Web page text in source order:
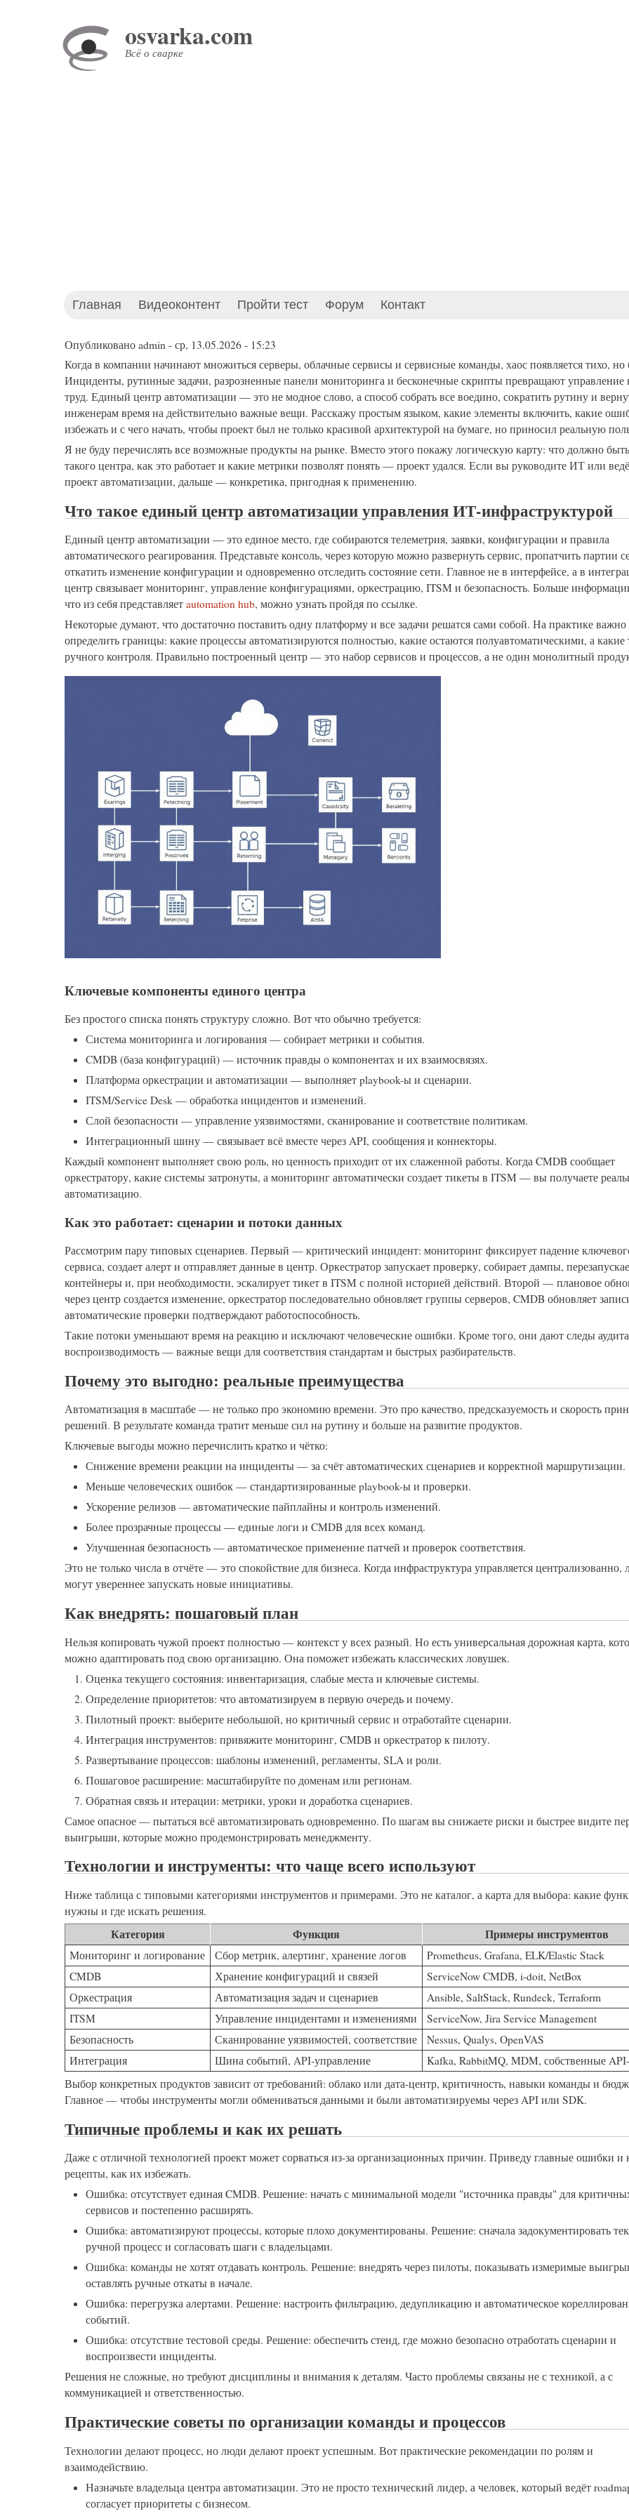
osvarka.com
Всё о сварке
Основное
Главная Видеоконтент Пройти тест Форум Контакт
Опубликованоadmin -ср, 13.05.2026 - 15:23
Когда в компании начинают множиться серверы, облачные сервисы и сервисные команды, хаос появляется тихо, но
Инциденты, рутинные задачи, разрозненные панели мониторинга и бесконечные скрипты превращают управление
труд. Единый центр автоматизации — это не модное слово, а способ собрать все воедино, сократить рутину и
инженерам время на действительно важные вещи. Расскажу простым языком, какие элементы включить, какие
избежать и с чего начать, чтобы проект был не только красивой архитектурой на бумаге, но приносил реальную
Я не буду перечислять все возможные продукты на рынке. Вместо этого покажу логическую карту: что должно
такого центра, как это работает и какие метрики позволят понять — проект удался. Если вы руководите ИТ или
проект автоматизации, дальше — конкретика, пригодная к применению.
Что такое единый центр автоматизации управления ИТ‑инфраструктурой
Единый центр автоматизации — это единое место, где собираются телеметрия, заявки, конфигурации и правила
автоматического реагирования. Представьте консоль, через которую можно развернуть сервис, пропатчить партии
откатить изменение конфигурации и одновременно отследить состояние сети. Главное не в интерфейсе, а в
центр связывает мониторинг, управление конфигурациями, оркестрацию, ITSM и безопасность. Больше
что из себя представляетautomation hub, можно узнать пройдя по ссылке.
Некоторые думают, что достаточно поставить одну платформу и все задачи решатся сами собой. На практике важно
определить границы: какие процессы автоматизируются полностью, какие остаются полуавтоматическими, а какие
ручного контроля. Правильно построенный центр — это набор сервисов и процессов, а не один монолитный
Ключевые компоненты единого центра
Без простого списка понять структуру сложно. Вот что обычно требуется:
Система мониторинга и логирования — собирает метрики и события.
CMDB (база конфигураций) — источник правды о компонентах и их взаимосвязях.
Платформа оркестрации и автоматизации — выполняет playbook-ы и сценарии.
ITSM/Service Desk — обработка инцидентов и изменений.
Слой безопасности — управление уязвимостями, сканирование и соответствие политикам.
Интеграционный шину — связывает всё вместе через API, сообщения и коннекторы.
Каждый компонент выполняет свою роль, но ценность приходит от их слаженной работы. Когда CMDB сообщает
оркестратору, какие системы затронуты, а мониторинг автоматически создает тикеты в ITSM — вы получаете
автоматизацию.
Как это работает: сценарии и потоки данных
Рассмотрим пару типовых сценариев. Первый — критический инцидент: мониторинг фиксирует падение
сервиса, создает алерт и отправляет данные в центр. Оркестратор запускает проверку, собирает дампы,
контейнеры и, при необходимости, эскалирует тикет в ITSM с полной историей действий. Второй — плановое
через центр создается изменение, оркестратор последовательно обновляет группы серверов, CMDB обновляет
автоматические проверки подтверждают работоспособность.
Такие потоки уменьшают время на реакцию и исключают человеческие ошибки. Кроме того, они дают следы
воспроизводимость — важные вещи для соответствия стандартам и быстрых разбирательств.
Почему это выгодно: реальные преимущества
Автоматизация в масштабе — не только про экономию времени. Это про качество, предсказуемость и скорость
решений. В результате команда тратит меньше сил на рутину и больше на развитие продуктов.
Ключевые выгоды можно перечислить кратко и чётко:
Снижение времени реакции на инциденты — за счёт автоматических сценариев и корректной маршрутизации.
Меньше человеческих ошибок — стандартизированные playbook-ы и проверки.
Ускорение релизов — автоматические пайплайны и контроль изменений.
Более прозрачные процессы — единые логи и CMDB для всех команд.
Улучшенная безопасность — автоматическое применение патчей и проверок соответствия.
Это не только числа в отчёте — это спокойствие для бизнеса. Когда инфраструктура управляется централизованно,
могут увереннее запускать новые инициативы.
Как внедрять: пошаговый план
Нельзя копировать чужой проект полностью — контекст у всех разный. Но есть универсальная дорожная карта,
можно адаптировать под свою организацию. Она поможет избежать классических ловушек.
Оценка текущего состояния: инвентаризация, слабые места и ключевые системы.
Определение приоритетов: что автоматизируем в первую очередь и почему.
Пилотный проект: выберите небольшой, но критичный сервис и отработайте сценарии.
Интеграция инструментов: привяжите мониторинг, CMDB и оркестратор к пилоту.
Развертывание процессов: шаблоны изменений, регламенты, SLA и роли.
Пошаговое расширение: масштабируйте по доменам или регионам.
Обратная связь и итерации: метрики, уроки и доработка сценариев.
Самое опасное — пытаться всё автоматизировать одновременно. По шагам вы снижаете риски и быстрее видите
выигрыши, которые можно продемонстрировать менеджменту.
Технологии и инструменты: что чаще всего используют
Ниже таблица с типовыми категориями инструментов и примерами. Это не каталог, а карта для выбора: какие
нужны и где искать решения.
Категория Функция Примеры инструментов
Мониторинг и логирование Сбор метрик, алертинг, хранение логов
Prometheus, Grafana, ELK/Elastic Stack
CMDB
Хранение конфигураций и связей
ServiceNow CMDB, i-doit, NetBox
Оркестрация
Автоматизация задач и сценариев
Ansible, SaltStack, Rundeck, Terraform
ITSM
Управление инцидентами и изменениями
ServiceNow, Jira Service Management
Безопасность
Сканирование уязвимостей, соответствие
Nessus, Qualys, OpenVAS
Интеграция
Шина событий, API‑управление
Kafka, RabbitMQ, MDM, собственные
Выбор конкретных продуктов зависит от требований: облако или дата‑центр, критичность, навыки команды и
Главное — чтобы инструменты могли обмениваться данными и были автоматизируемы через API или SDK.
Типичные проблемы и как их решать
Даже с отличной технологией проект может сорваться из‑за организационных причин. Приведу главные ошибки и
рецепты, как их избежать.
Ошибка: отсутствует единая CMDB. Решение: начать с минимальной модели "источника правды" для
сервисов и постепенно расширять.
Ошибка: автоматизируют процессы, которые плохо документированы. Решение: сначала задокументировать
ручной процесс и согласовать шаги с владельцами.
Ошибка: команды не хотят отдавать контроль. Решение: внедрять через пилоты, показывать измеримые
оставлять ручные откаты в начале.
Ошибка: перегрузка алертами. Решение: настроить фильтрацию, дедупликацию и автоматическое
событий.
Ошибка: отсутствие тестовой среды. Решение: обеспечить стенд, где можно безопасно отработать сценарии и
воспроизвести инциденты.
Решения не сложные, но требуют дисциплины и внимания к деталям. Часто проблемы связаны не с техникой, а с
коммуникацией и ответственностью.
Практические советы по организации команды и процессов
Технологии делают процесс, но люди делают проект успешным. Вот практические рекомендации по ролям и
взаимодействию.
Назначьте владельца центра автоматизации. Это не просто технический лидер, а человек, который ведёт
согласует приоритеты с бизнесом.